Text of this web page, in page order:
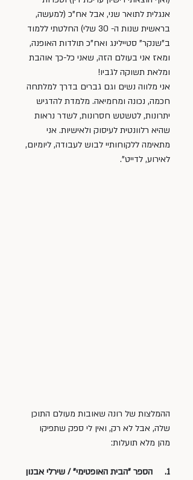
אנגלית לתואר שני, אבל אח"כ (למעשה,
בראשית שנות ה- 30 שלי) החלטתי ללמוד
ב"שנקר" סטיילינג ואח"כ תולדות האופנה,
ומאז אני בעולם הזה, שאני כל-כך אוהבת
ומלאת תשוקה לגביו!
אני מלווה נשים וגם גברים בדרך למלתחה
חכמה, נכונה ומחמיאה. מלמדת להדגיש
יתרונות, לטשטש חסרונות, לשדר נראות
שהיא רלוונטית לעיסוק ולאישיות. אני
מתאימה ללקוחותיי לבוש לעבודה, ליומיום,
לאירוע, לדייט".
ההמלצות של רונה שאובות מעולם התוכן
שלה, אבל לא רק, ואין לי ספק שתפיקו
מהן מלא תועלות:
1.     הספר "הבית האופטימי" / שירלי אבנון